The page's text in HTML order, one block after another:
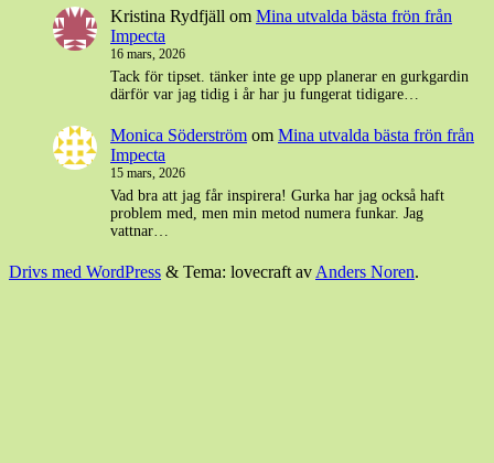
Kristina Rydfjäll om Mina utvalda bästa frön från
Impecta
16 mars, 2026
Tack för tipset. tänker inte ge upp planerar en gurkgardin
därför var jag tidig i år har ju fungerat tidigare…
Monica Söderström om Mina utvalda bästa frön från
Impecta
15 mars, 2026
Vad bra att jag får inspirera! Gurka har jag också haft
problem med, men min metod numera funkar. Jag
vattnar…
Drivs med WordPress & Tema: lovecraft av Anders Noren.